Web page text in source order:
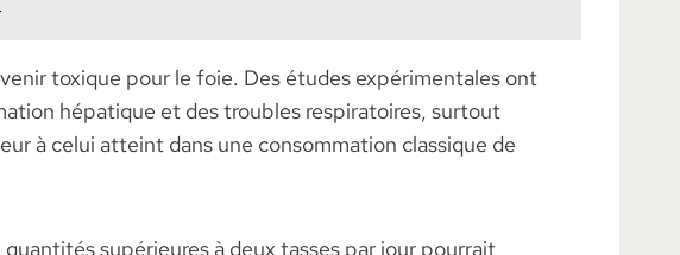
toxique pour le foie. Des études expérimentales ont
hépatique et des troubles respiratoires, surtout
à celui atteint dans une consommation classique de
supérieures à deux tasses par jour pourrait